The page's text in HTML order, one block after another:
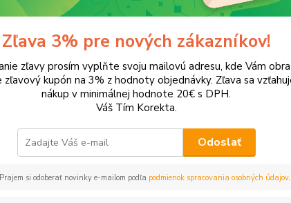
a náplne do tlačiarní EPSON Stylus DX8450
DX8450
Upresniť parametre
EUR Od
Zľava 3% pre nových zákazníkov!
zľavy prosím vyplňte svoju mailovú adresu, kde Vám
zľavový kupón na 3% z hodnoty objednávky. Zľava sa
nákup v minimálnej hodnote 20€ s DPH.
Váš Tím Korekta.
Odoslať
Prajem si odoberať novinky e-mailom podľa podmienok spracovania osobných údajov.